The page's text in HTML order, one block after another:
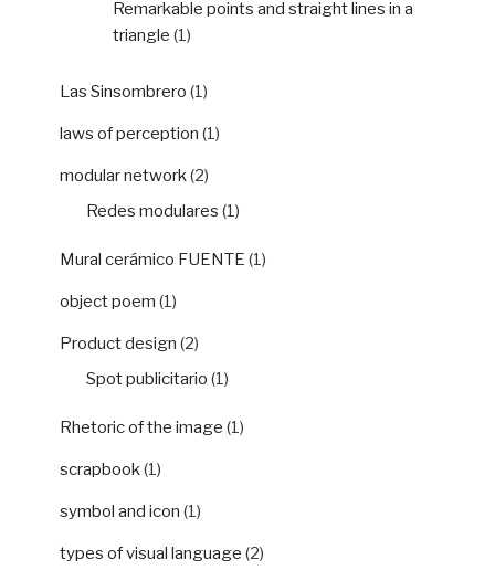
Remarkable points and straight lines in a
triangle (1)
Las Sinsombrero (1)
laws of perception (1)
modular network(2)
Redes modulares (1)
Mural cerámico FUENTE (1)
object poem (1)
Product design (2)
Spot publicitario (1)
Rhetoric of the image (1)
scrapbook(1)
symbol and icon (1)
types of visual language (2)